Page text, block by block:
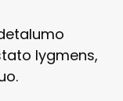
lygmens,